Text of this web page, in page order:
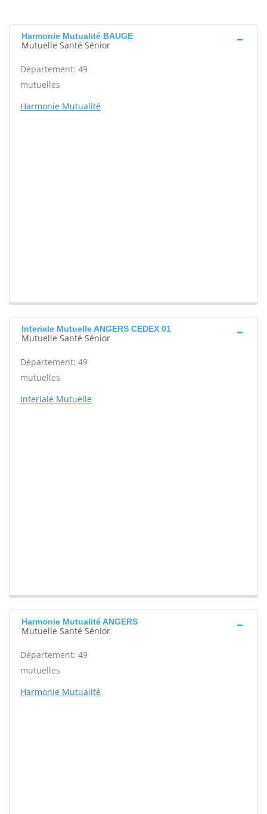
Harmonie Mutualité BAUGE
Mutuelle Santé Sénior
Département: 49
mutuelles
Harmonie Mutualité
Interiale Mutuelle ANGERS CEDEX 01
Mutuelle Santé Sénior
Département: 49
mutuelles
Interiale Mutuelle
Harmonie Mutualité ANGERS
Mutuelle Santé Sénior
Département: 49
mutuelles
Harmonie Mutualité